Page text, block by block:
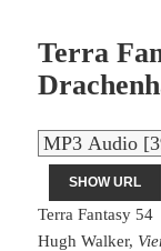
Terra
SHOW URL
Terra Fantasy 54
Hugh Walker,